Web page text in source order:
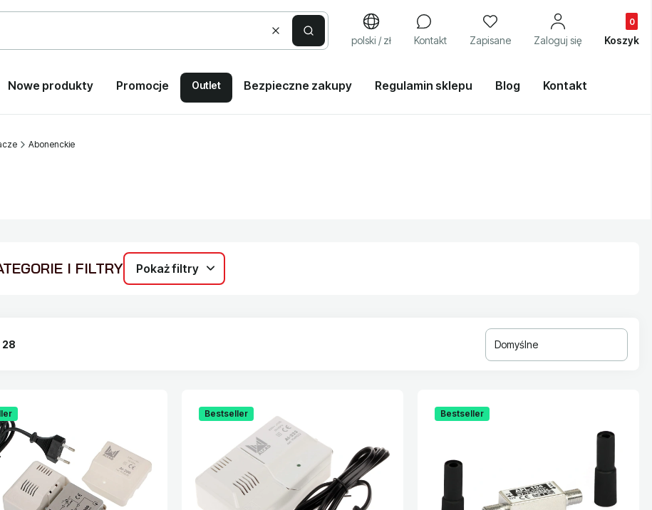
WyczyśćSzukaj polski / zł Kontakt Zapisane Zaloguj się Koszyk
Nowe produkty Promocje Outlet Bezpieczne zakupy Regulamin sklepu Blog Kontakt
Abonenckie
I FILTRY Pokaż filtry
28 Domyślne
Bestseller Bestseller